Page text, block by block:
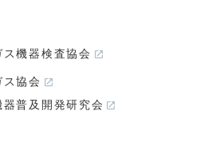
機器検査協会
協会
普及開発研究会